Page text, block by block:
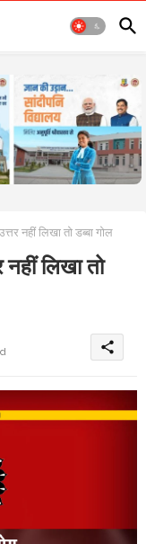
नहीं लिखा तो डब्बा गोल
लिखा तो
share